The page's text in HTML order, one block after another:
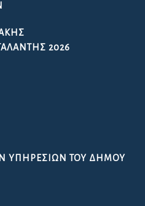
2026
ΥΠΗΡΕΣΙΏΝ ΤΟΥ ΔΉΜΟΥ